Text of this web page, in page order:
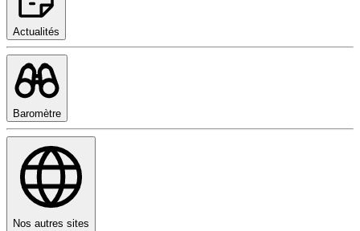
Actualités
Baromètre
Nos autres sites